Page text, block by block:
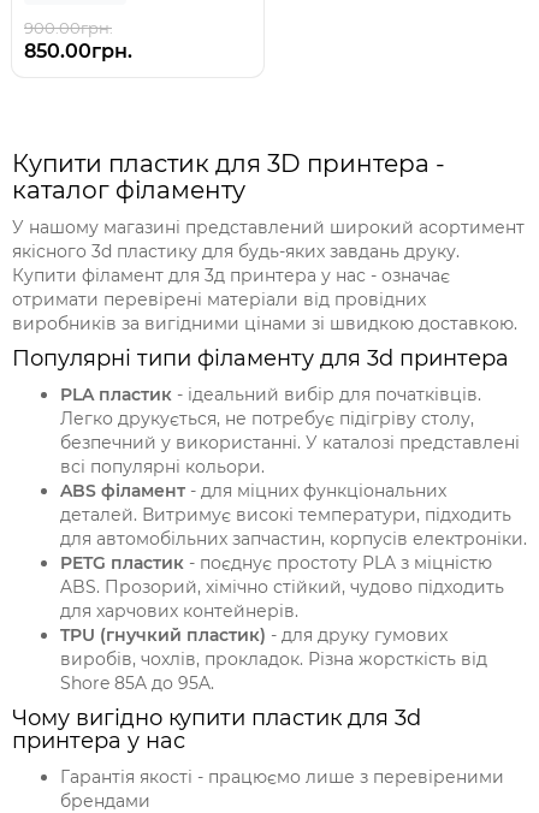
900.00грн.
850.00грн.
Купити пластик для 3D принтера -
каталог філаменту
У нашому магазині представлений широкий асортимент
якісного 3d пластику для будь-яких завдань друку.
Купити філамент для 3д принтера у нас - означає
отримати перевірені матеріали від провідних
виробників за вигідними цінами зі швидкою доставкою.
Популярні типи філаменту для 3d принтера
PLA пластик - ідеальний вибір для початківців.
Легко друкується, не потребує підігріву столу,
безпечний у використанні. У каталозі представлені
всі популярні кольори.
ABS філамент - для міцних функціональних
деталей. Витримує високі температури, підходить
для автомобільних запчастин, корпусів електроніки.
PETG пластик - поєднує простоту PLA з міцністю
ABS. Прозорий, хімічно стійкий, чудово підходить
для харчових контейнерів.
TPU (гнучкий пластик) - для друку гумових
виробів, чохлів, прокладок. Різна жорсткість від
Shore 85A до 95A.
Чому вигідно купити пластик для 3d
принтера у нас
Гарантія якості - працюємо лише з перевіреними
брендами